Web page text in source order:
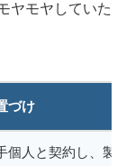
ヤモヤしていた
づけ
個人と契約し、製